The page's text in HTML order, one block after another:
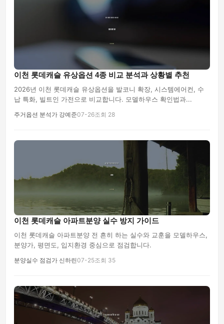
이천 롯데캐슬 유상옵션 4종 비교 분석과 상황별 추천
2026년 이천 롯데캐슬 유상옵션을 발코니 확장, 시스템에어컨, 수
납 특화, 빌트인 가전으로 비교합니다. 모델하우스 확인법과...
주거옵션 분석가 강예준07-26조회 28
이천 롯데캐슬 아파트분양 실수 방지 가이드
이천 롯데캐슬 아파트분양 전 흔히 하는 실수와 교훈을 모델하우스,
분양가, 평면도, 입지환경 중심으로 점검합니다.
분양실수 점검가 신하린07-25조회 35